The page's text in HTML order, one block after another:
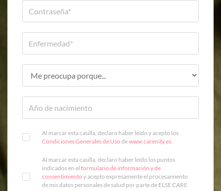
Al marcar esta casilla, declaro haber leído y acepto los
Condiciones Generales de Uso dewww.carenity.es.
Al marcar esta casilla, declaro haber leído los puntos
indicados en el formulario de información y de
consentimiento y acepto expresamente el procesamiento
de mis datos personales de salud por parte de ELSE CARE